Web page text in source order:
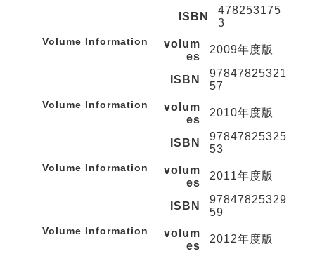
ISBN
478253175
3
Volume Information
volum
es
2009年度版
ISBN
97847825321
57
Volume Information
volum
es
2010年度版
ISBN
97847825325
53
Volume Information
volum
es
2011年度版
ISBN
97847825329
59
Volume Information
volum
es
2012年度版